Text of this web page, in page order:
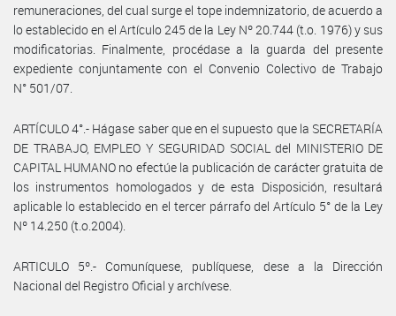
remuneraciones, del cual surge el tope indemnizatorio, de acuerdo a
lo establecido en el Artículo 245 de la Ley Nº 20.744 (t.o. 1976) y sus
modificatorias. Finalmente, procédase a la guarda del presente
expediente conjuntamente con el Convenio Colectivo de Trabajo
N° 501/07.
ARTÍCULO 4°.- Hágase saber que en el supuesto que la SECRETARÍA
DE TRABAJO, EMPLEO Y SEGURIDAD SOCIAL del MINISTERIO DE
CAPITAL HUMANO no efectúe la publicación de carácter gratuita de
los instrumentos homologados y de esta Disposición, resultará
aplicable lo establecido en el tercer párrafo del Artículo 5° de la Ley
Nº 14.250 (t.o.2004).
ARTICULO 5º.- Comuníquese, publíquese, dese a la Dirección
Nacional del Registro Oficial y archívese.